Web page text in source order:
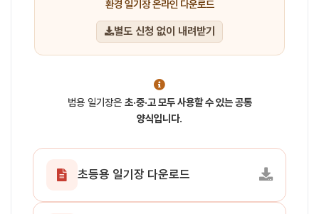
환경 일기장 온라인 다운로드
별도 신청 없이 내려받기
범용 일기장은 초·중·고 모두 사용할 수 있는 공통
양식입니다.
초등용 일기장 다운로드